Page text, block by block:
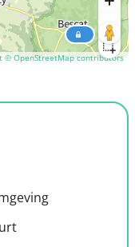
© OpenStreetMap contributors